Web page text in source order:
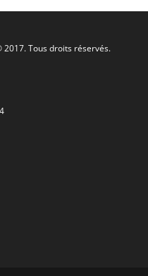
Tous droits réservés.